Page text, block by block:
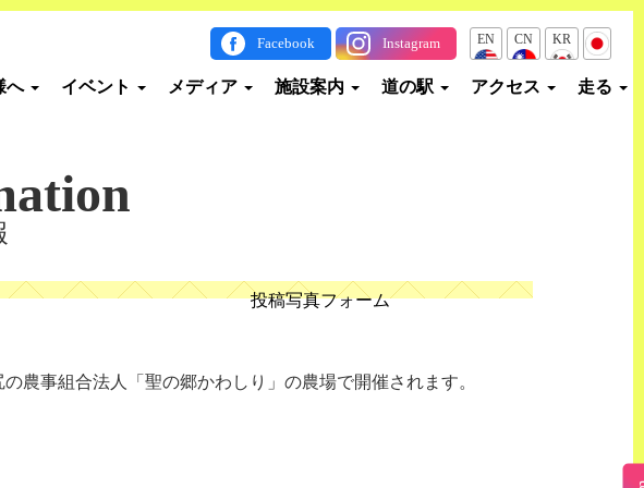
Facebook Instagram EN CN KR JP
へ イベント メディア 施設案内 道の駅 アクセス 走る
投稿写真フォーム
農事組合法人「聖の郷かわしり」の農場で開催されます。